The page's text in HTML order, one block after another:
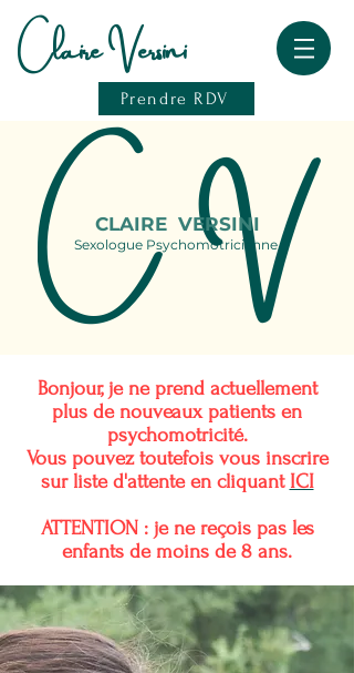
Claire Versini
Prendre RDV
C V
CLAIRE VERSINI
Sexologue Psychomotricienne
Bonjour, je ne prend actuellement
plus de nouveaux patients en
psychomotricité.
Vous pouvez toutefois vous inscrire
sur listed'attente en cliquant ICI
ATTENTION : je ne reçois pas les
enfants de moins de 8 ans.